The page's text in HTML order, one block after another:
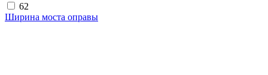
62
Ширина моста оправы